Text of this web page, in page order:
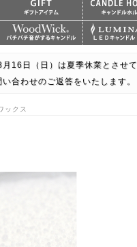
16日（日）は夏季休業とさせ
合わせのご返答をいたします。
ックス